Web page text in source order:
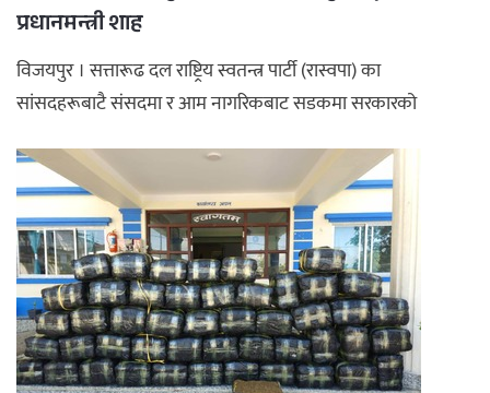
प्रधानमन्त्री शाह
विजयपुर । सत्तारूढ दल राष्ट्रिय स्वतन्त्र पार्टी (रास्वपा) का
सांसदहरूबाटै संसदमा र आम नागरिकबाट सडकमा सरकारको